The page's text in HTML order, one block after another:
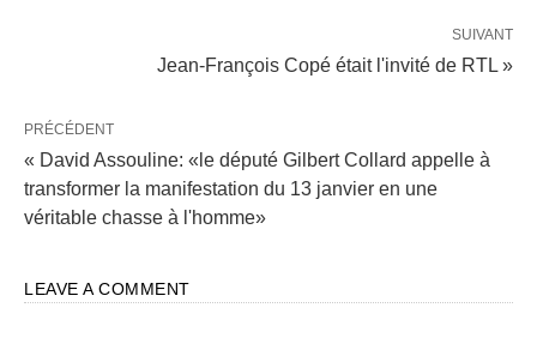
SUIVANT
Jean-François Copé était l'invité de RTL »
PRÉCÉDENT
« David Assouline: «le député Gilbert Collard appelle à
transformer la manifestation du 13 janvier en une
véritable chasse à l'homme»
LEAVE A COMMENT